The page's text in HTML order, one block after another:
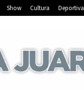
Show Cultura Deportiva